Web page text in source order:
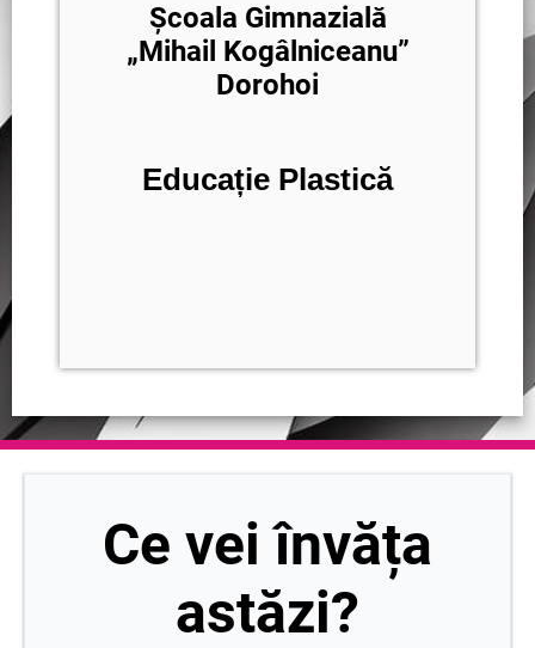
Școala Gimnazială
„Mihail Kogâlniceanu”
Dorohoi
Educație Plastică
Ce vei învăța
astăzi?